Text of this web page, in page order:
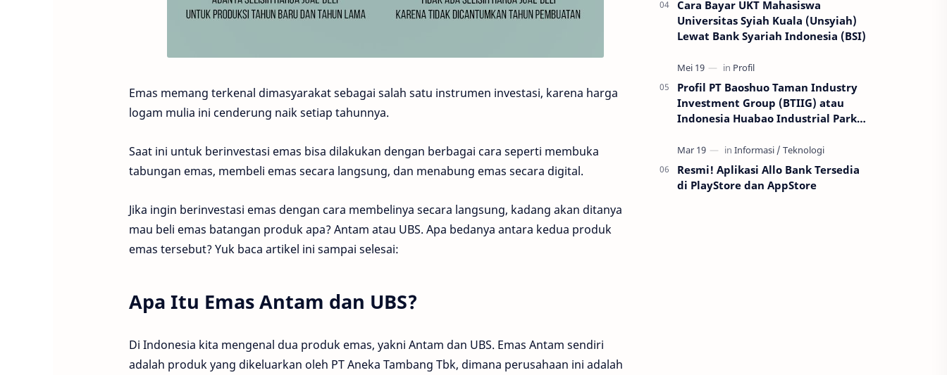
Emas memang terkenal dimasyarakat sebagai salah satu instrumen investasi, karena harga
logam mulia ini cenderung naik setiap tahunnya.
Saat ini untuk berinvestasi emas bisa dilakukan dengan berbagai cara seperti membuka
tabungan emas, membeli emas secara langsung, dan menabung emas secara digital.
Jika ingin berinvestasi emas dengan cara membelinya secara langsung, kadang akan ditanya
mau beli emas batangan produk apa? Antam atau UBS. Apa bedanya antara kedua produk
emas tersebut? Yuk baca artikel ini sampai selesai:
Apa Itu Emas Antam dan UBS?
Di Indonesia kita mengenal dua produk emas, yakni Antam dan UBS. Emas Antam sendiri
adalah produk yang dikeluarkan oleh PT Aneka Tambang Tbk, dimana perusahaan ini adalah
Cara Bayar UKT Mahasiswa
Universitas Syiah Kuala (Unsyiah)
Lewat Bank Syariah Indonesia (BSI)
Profil PT Baoshuo Taman Industry
Investment Group (BTIIG) atau
Indonesia Huabao Industrial Park
Resmi! Aplikasi Allo Bank Tersedia
di PlayStore dan AppStore